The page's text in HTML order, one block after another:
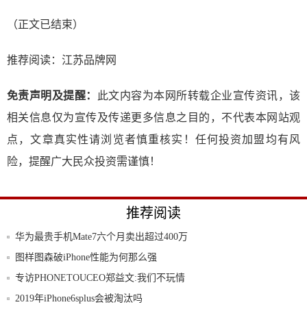
（正文已结束）
推荐阅读： 江苏品牌网
免责声明及提醒：
此文内容为本网所转载企业宣传资讯，该
相关信息仅为宣传及传递更多信息之目的，不代表本网站观
点，文章真实性请浏览者慎重核实！任何投资加盟均有风
险，提醒广大民众投资需谨慎！
推荐阅读
华为最贵手机Mate7六个月卖出超过400万
图样图森破iPhone性能为何那么强
专访PHONETOUCEO郑益文:我们不玩情
2019年iPhone6splus会被淘汰吗